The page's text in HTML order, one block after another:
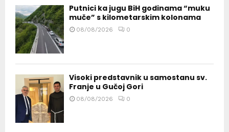
Putnici ka jugu BiH godinama “muku
muče” s kilometarskim kolonama
08/08/2026 0
Visoki predstavnik u samostanu sv.
Franje u Gučoj Gori
08/08/2026 0